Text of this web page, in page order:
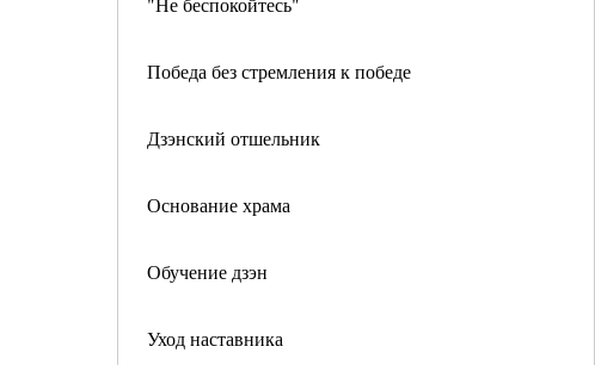
Победа без стремления к победе
Дзэнский отшельник
Основание храма
Обучение дзэн
Уход наставника